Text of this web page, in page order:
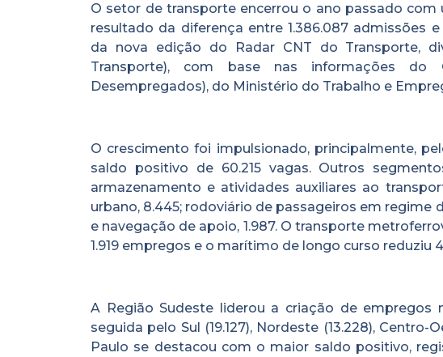
O setor de transporte encerrou o ano passado
resultado da diferença entre 1.386.087 admissões
da nova edição do Radar CNT do Transporte,
Transporte), com base nas informações do
Desempregados), do Ministério do Trabalho e
O crescimento foi impulsionado, principalmente,
saldo positivo de 60.215 vagas. Outros
armazenamento e atividades auxiliares ao
urbano, 8.445; rodoviário de passageiros em regime
e navegação de apoio, 1.987. O transporte
1.919 empregos e o marítimo de longo curso reduziu
A Região Sudeste liderou a criação de
seguida pelo Sul (19.127), Nordeste (13.228), Centro-
Paulo se destacou com o maior saldo positivo,